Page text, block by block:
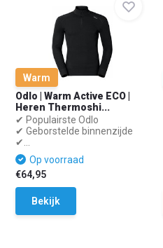
Warm
Odlo | Warm Active ECO |
Heren Thermoshi...
✔ Populairste Odlo
✔ Geborstelde binnenzijde
✔...
Op voorraad
€64,95
Bekijk